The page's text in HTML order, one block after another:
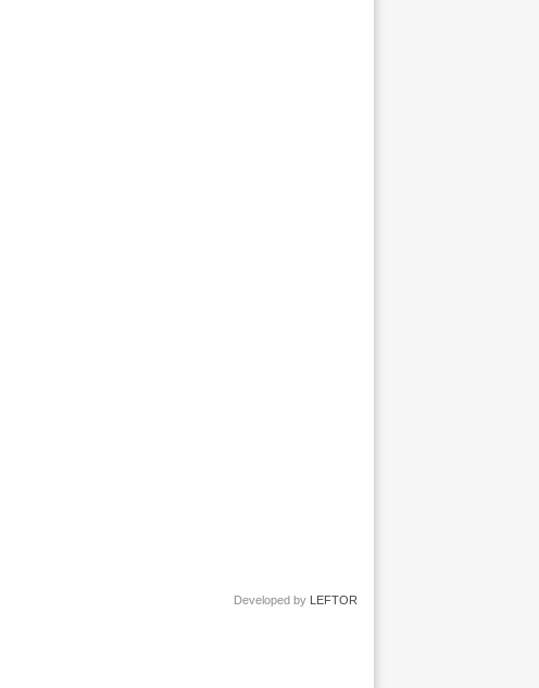
Developed by LEFTOR